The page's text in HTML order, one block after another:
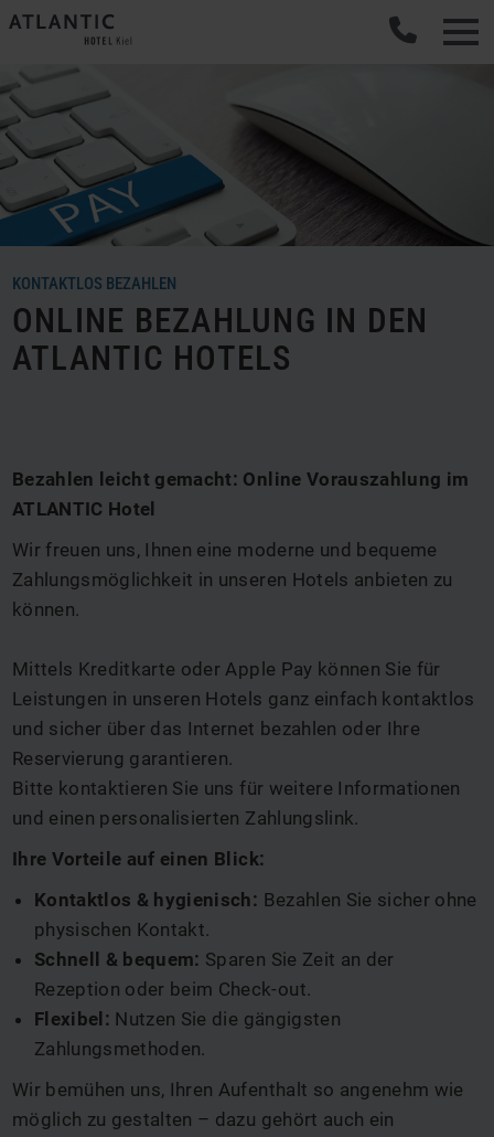
KONTAKTLOS BEZAHLEN
ONLINE BEZAHLUNG IN DEN
ATLANTIC HOTELS
Bezahlen leicht gemacht: Online Vorauszahlung im
ATLANTIC Hotel
Wir freuen uns, Ihnen eine moderne und bequeme
Zahlungsmöglichkeit in unseren Hotels anbieten zu
können.
Mittels Kreditkarte oder Apple Pay können Sie für
Leistungen in unseren Hotels ganz einfach kontaktlos
und sicher über das Internet bezahlen oder Ihre
Reservierung garantieren.
Bitte kontaktieren Sie uns für weitere Informationen
und einen personalisierten Zahlungslink.
Ihre Vorteile auf einen Blick:
Kontaktlos & hygienisch: Bezahlen Sie sicher ohne
physischen Kontakt.
Schnell & bequem: Sparen Sie Zeit an der
Rezeption oder beim Check-out.
Flexibel: Nutzen Sie die gängigsten
Zahlungsmethoden.
Wir bemühen uns, Ihren Aufenthalt so angenehm wie
möglich zu gestalten – dazu gehört auch ein